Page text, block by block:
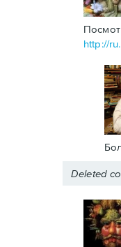
http://
Deleted